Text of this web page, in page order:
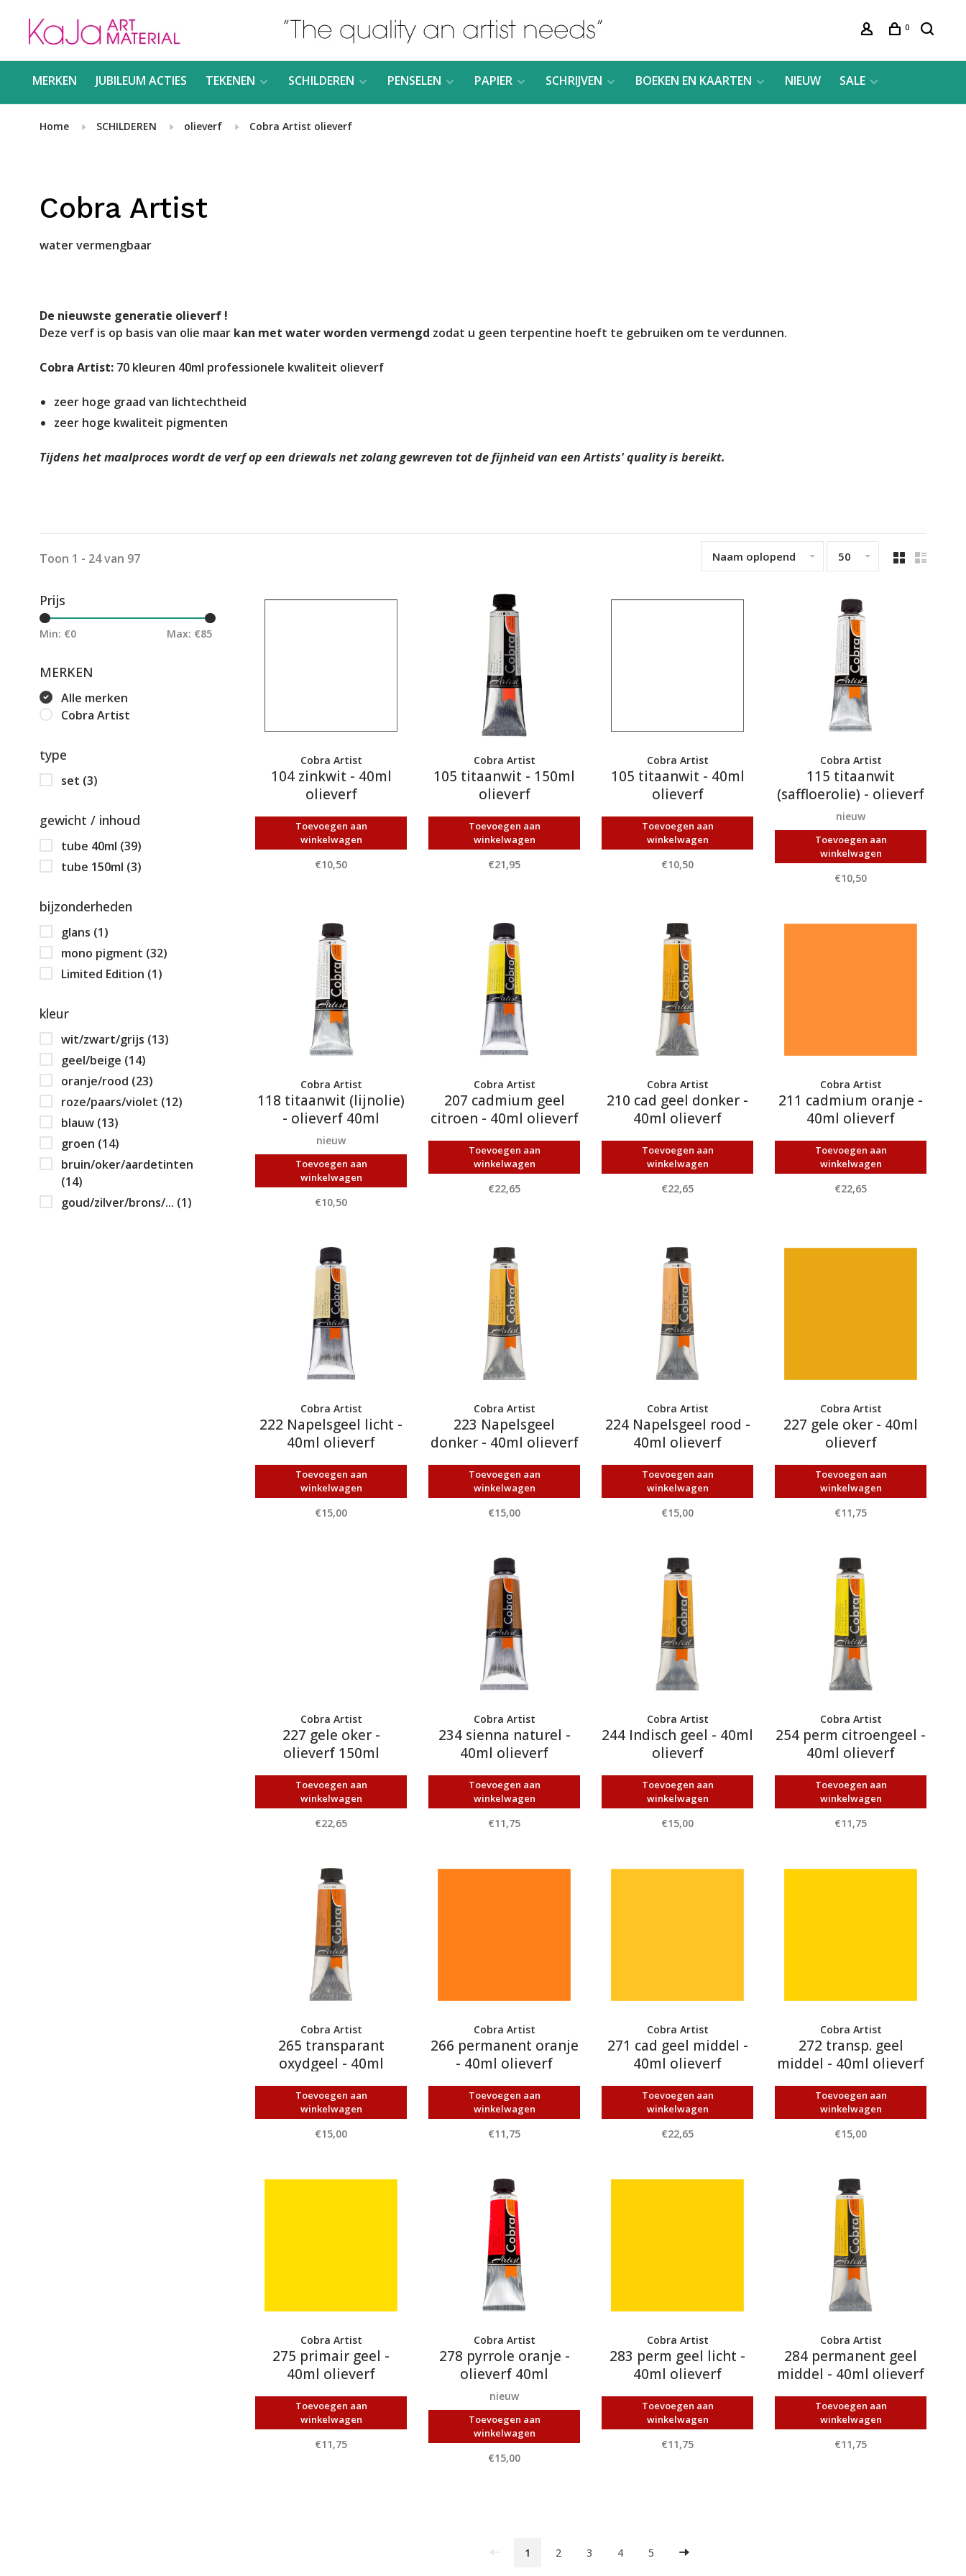
0
MERKEN JUBILEUM ACTIES TEKENEN SCHILDEREN PENSELEN PAPIER SCHRIJVEN BOEKEN EN KAARTEN NIEUW SALE
Home SCHILDEREN olieverf Cobra Artist olieverf
Cobra Artist
water vermengbaar
De nieuwste generatie olieverf !
Deze verf is op basis van olie maar kan met water worden vermengd zodat u geen terpentine hoeft te gebruiken om te verdunnen.
Cobra Artist: 70 kleuren 40ml professionele kwaliteit olieverf
zeer hoge graad van lichtechtheid
zeer hoge kwaliteit pigmenten
Tijdens het maalproces wordt de verf op een driewals net zolang gewreven tot de fijnheid van een Artists' quality is bereikt.
Toon 1 - 24 van 97 Naam oplopend 50
Prijs
Min: €0 Max: €85
MERKEN
Alle merken
Cobra Artist
type
set (3)
gewicht / inhoud
tube 40ml (39)
tube 150ml (3)
bijzonderheden
glans (1)
mono pigment (32)
Limited Edition (1)
kleur
wit/zwart/grijs (13)
geel/beige (14)
oranje/rood (23)
roze/paars/violet (12)
blauw (13)
groen (14)
bruin/oker/aardetinten
(14)
goud/zilver/brons/... (1)
Cobra Artist
104 zinkwit - 40ml
olieverf
Toevoegen aan
winkelwagen
€10,50
Cobra Artist
105 titaanwit - 150ml
olieverf
Toevoegen aan
winkelwagen
€21,95
Cobra Artist
105 titaanwit - 40ml
olieverf
Toevoegen aan
winkelwagen
€10,50
Cobra Artist
115 titaanwit
(saffloerolie) - olieverf
40ml
nieuw
Toevoegen aan
winkelwagen
€10,50
Cobra Artist
118 titaanwit (lijnolie)
- olieverf 40ml
nieuw
Toevoegen aan
winkelwagen
€10,50
Cobra Artist
207 cadmium geel
citroen - 40ml olieverf
Toevoegen aan
winkelwagen
€22,65
Cobra Artist
210 cad geel donker -
40ml olieverf
Toevoegen aan
winkelwagen
€22,65
Cobra Artist
211 cadmium oranje -
40ml olieverf
Toevoegen aan
winkelwagen
€22,65
Cobra Artist
222 Napelsgeel licht -
40ml olieverf
Toevoegen aan
winkelwagen
€15,00
Cobra Artist
223 Napelsgeel
donker - 40ml olieverf
Toevoegen aan
winkelwagen
€15,00
Cobra Artist
224 Napelsgeel rood -
40ml olieverf
Toevoegen aan
winkelwagen
€15,00
Cobra Artist
227 gele oker - 40ml
olieverf
Toevoegen aan
winkelwagen
€11,75
Cobra Artist
227 gele oker -
olieverf 150ml
Toevoegen aan
winkelwagen
€22,65
Cobra Artist
234 sienna naturel -
40ml olieverf
Toevoegen aan
winkelwagen
€11,75
Cobra Artist
244 Indisch geel - 40ml
olieverf
Toevoegen aan
winkelwagen
€15,00
Cobra Artist
254 perm citroengeel -
40ml olieverf
Toevoegen aan
winkelwagen
€11,75
Cobra Artist
265 transparant
oxydgeel - 40ml
olieverf
Toevoegen aan
winkelwagen
€15,00
Cobra Artist
266 permanent oranje
- 40ml olieverf
Toevoegen aan
winkelwagen
€11,75
Cobra Artist
271 cad geel middel -
40ml olieverf
Toevoegen aan
winkelwagen
€22,65
Cobra Artist
272 transp. geel
middel - 40ml olieverf
Toevoegen aan
winkelwagen
€15,00
Cobra Artist
275 primair geel -
40ml olieverf
Toevoegen aan
winkelwagen
€11,75
Cobra Artist
278 pyrrole oranje -
olieverf 40ml
nieuw
Toevoegen aan
winkelwagen
€15,00
Cobra Artist
283 perm geel licht -
40ml olieverf
Toevoegen aan
winkelwagen
€11,75
Cobra Artist
284 permanent geel
middel - 40ml olieverf
Toevoegen aan
winkelwagen
€11,75
1 2 3 4 5